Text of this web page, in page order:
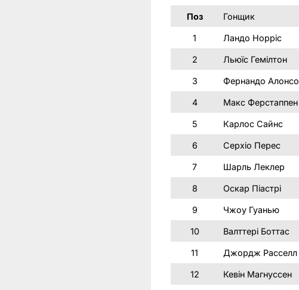
Поз Гонщик
1 Ландо Норріс
2 Льюїс Гемілтон
3 Фернандо Алонсо
4 Макс Ферстаппен
5 Карлос Сайнс
6 Серхіо Перес
7 Шарль Леклер
8 Оскар Піастрі
9 Чжоу Гуанью
10 Валттері Боттас
11 Джордж Расселл
12 Кевін Магнуссен